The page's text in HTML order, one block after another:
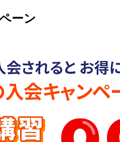
ーン